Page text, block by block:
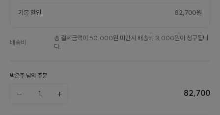
기본 할인 82,700원
배송비
총 결제금액이 50,000원 미만시 배송비 3,000원이 청구됩니
다.
박은주 님의 주문
82,700